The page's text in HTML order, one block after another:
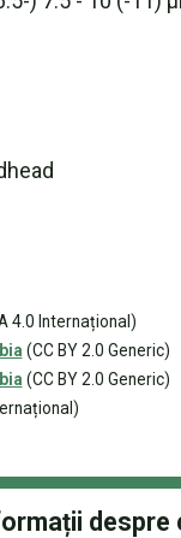
4.0 Internațional)
(CC BY 2.0 Generic)
(CC BY 2.0 Generic)